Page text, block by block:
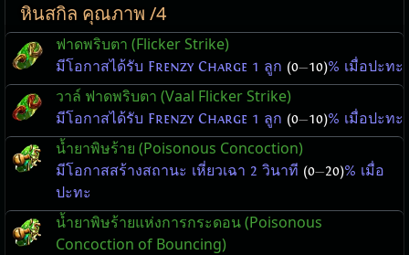
หินสกิล คุณภาพ /4
ฟาดพริบตา (Flicker Strike)
มีโอกาสได้รับ Frenzy Charge 1 ลูก (0—10)% เมื่อปะทะ
วาล์ ฟาดพริบตา (Vaal Flicker Strike)
มีโอกาสได้รับ Frenzy Charge 1 ลูก (0—10)% เมื่อปะทะ
น้ำยาพิษร้าย (Poisonous Concoction)
มีโอกาสสร้างสถานะ เหี่ยวเฉา 2 วินาที (0—20)% เมื่อ
ปะทะ
น้ำยาพิษร้ายแห่งการกระดอน (Poisonous
Concoction of Bouncing)